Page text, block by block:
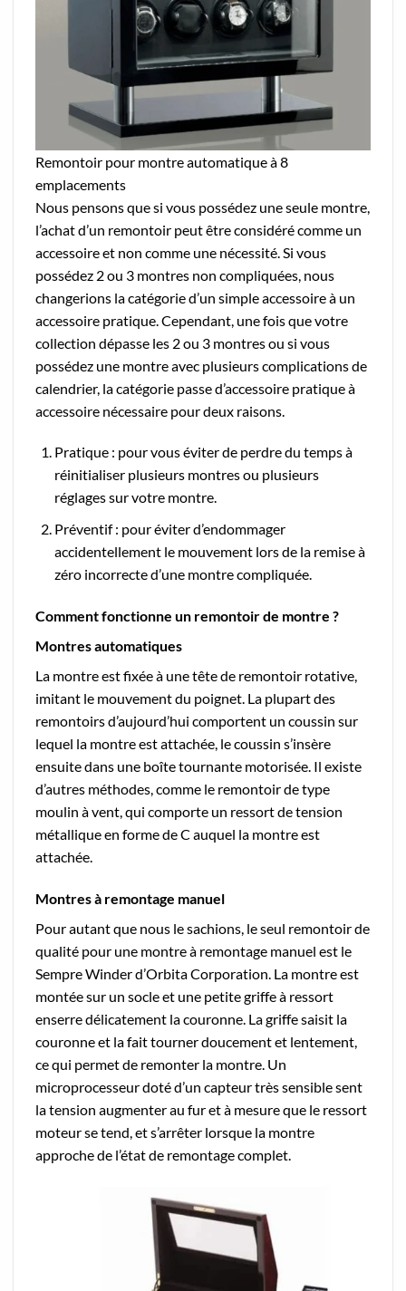
Remontoir pour montre automatique à 8
emplacements
Nous pensons que si vous possédez une seule montre,
l’achat d’un remontoir peut être considéré comme un
accessoire et non comme une nécessité. Si vous
possédez 2 ou 3 montres non compliquées, nous
changerions la catégorie d’un simple accessoire à un
accessoire pratique. Cependant, une fois que votre
collection dépasse les 2 ou 3 montres ou si vous
possédez une montre avec plusieurs complications de
calendrier, la catégorie passe d’accessoire pratique à
accessoire nécessaire pour deux raisons.
Pratique : pour vous éviter de perdre du temps à
réinitialiser plusieurs montres ou plusieurs
réglages sur votre montre.
Préventif : pour éviter d’endommager
accidentellement le mouvement lors de la remise à
zéro incorrecte d’une montre compliquée.
Comment fonctionne un remontoir de montre ?
Montres automatiques
La montre est fixée à une tête de remontoir rotative,
imitant le mouvement du poignet. La plupart des
remontoirs d’aujourd’hui comportent un coussin sur
lequel la montre est attachée, le coussin s’insère
ensuite dans une boîte tournante motorisée. Il existe
d’autres méthodes, comme le remontoir de type
moulin à vent, qui comporte un ressort de tension
métallique en forme de C auquel la montre est
attachée.
Montres à remontage manuel
Pour autant que nous le sachions, le seul remontoir de
qualité pour une montre à remontage manuel est le
Sempre Winder d’Orbita Corporation. La montre est
montée sur un socle et une petite griffe à ressort
enserre délicatement la couronne. La griffe saisit la
couronne et la fait tourner doucement et lentement,
ce qui permet de remonter la montre. Un
microprocesseur doté d’un capteur très sensible sent
la tension augmenter au fur et à mesure que le ressort
moteur se tend, et s’arrêter lorsque la montre
approche de l’état de remontage complet.